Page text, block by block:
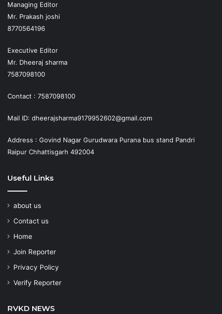
Managing Editor
Mr. Prakash joshi
8770564196
Executive Editor
Mr. Dheeraj sharma
7587098100
Contact : 7587098100
Mail ID: dheerajsharma9179952602@gmail.com
Address : Govind Nagar Gurudwara Purana bus stand Pandri
Raipur Chhattisgarh 492004
Useful Links
about us
Contact us
Home
Join Reporter
Privacy Policy
Verify Reporter
RVKD NEWS